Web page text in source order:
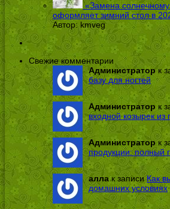
«Замена
оформляет зимний стол в
Автор:kmveg
Свежие комментарии
Администраторк
базу для ногтей
Администратор к
входной козырек из
Администраторк
продукции: полный
аллак записиКак
домашних условиях